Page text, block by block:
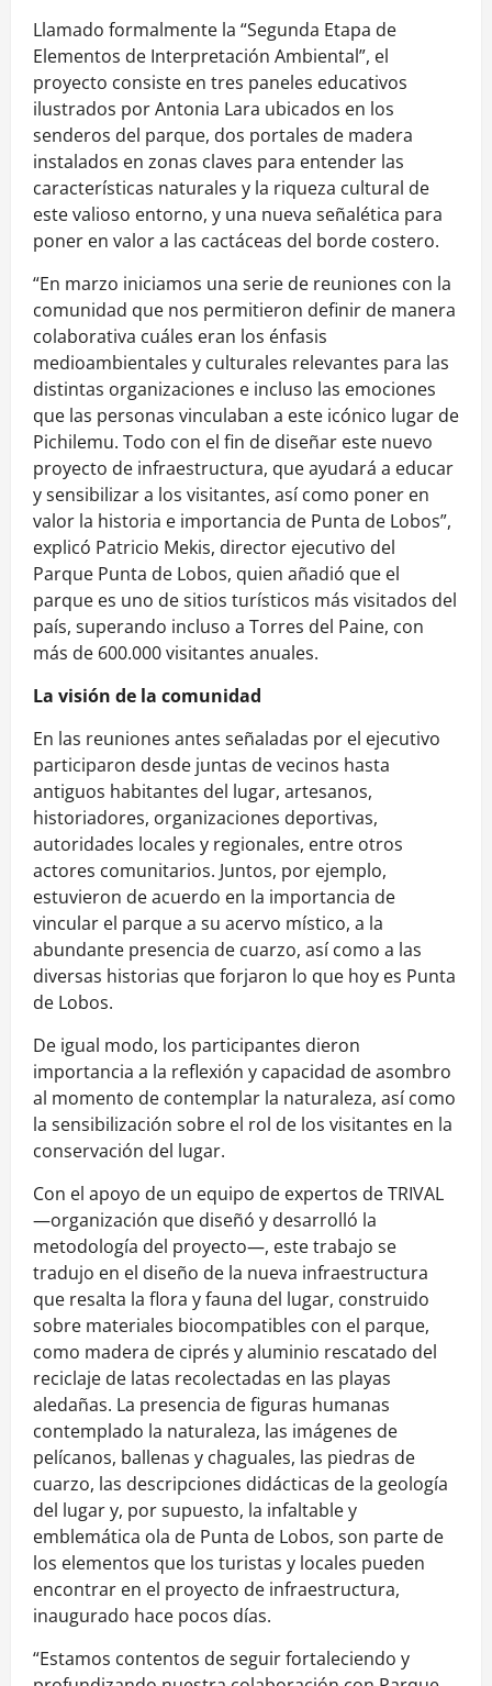
Llamado formalmente la “Segunda Etapa de
Elementos de Interpretación Ambiental”, el
proyecto consiste en tres paneles educativos
ilustrados por Antonia Lara ubicados en los
senderos del parque, dos portales de madera
instalados en zonas claves para entender las
características naturales y la riqueza cultural de
este valioso entorno, y una nueva señalética para
poner en valor a las cactáceas del borde costero.
“En marzo iniciamos una serie de reuniones con la
comunidad que nos permitieron definir de manera
colaborativa cuáles eran los énfasis
medioambientales y culturales relevantes para las
distintas organizaciones e incluso las emociones
que las personas vinculaban a este icónico lugar de
Pichilemu. Todo con el fin de diseñar este nuevo
proyecto de infraestructura, que ayudará a educar
y sensibilizar a los visitantes, así como poner en
valor la historia e importancia de Punta de Lobos”,
explicó Patricio Mekis, director ejecutivo del
Parque Punta de Lobos, quien añadió que el
parque es uno de sitios turísticos más visitados del
país, superando incluso a Torres del Paine, con
más de 600.000 visitantes anuales.
La visión de la comunidad
En las reuniones antes señaladas por el ejecutivo
participaron desde juntas de vecinos hasta
antiguos habitantes del lugar, artesanos,
historiadores, organizaciones deportivas,
autoridades locales y regionales, entre otros
actores comunitarios. Juntos, por ejemplo,
estuvieron de acuerdo en la importancia de
vincular el parque a su acervo místico, a la
abundante presencia de cuarzo, así como a las
diversas historias que forjaron lo que hoy es Punta
de Lobos.
De igual modo, los participantes dieron
importancia a la reflexión y capacidad de asombro
al momento de contemplar la naturaleza, así como
la sensibilización sobre el rol de los visitantes en la
conservación del lugar.
Con el apoyo de un equipo de expertos de TRIVAL
―organización que diseñó y desarrolló la
metodología del proyecto―, este trabajo se
tradujo en el diseño de la nueva infraestructura
que resalta la flora y fauna del lugar, construido
sobre materiales biocompatibles con el parque,
como madera de ciprés y aluminio rescatado del
reciclaje de latas recolectadas en las playas
aledañas. La presencia de figuras humanas
contemplado la naturaleza, las imágenes de
pelícanos, ballenas y chaguales, las piedras de
cuarzo, las descripciones didácticas de la geología
del lugar y, por supuesto, la infaltable y
emblemática ola de Punta de Lobos, son parte de
los elementos que los turistas y locales pueden
encontrar en el proyecto de infraestructura,
inaugurado hace pocos días.
“Estamos contentos de seguir fortaleciendo y